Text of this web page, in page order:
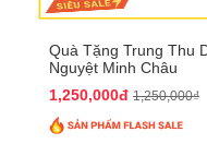
Quà Tặng Trung Thu
Nguyệt Minh Châu
1,250,000đ 1,250,000₫